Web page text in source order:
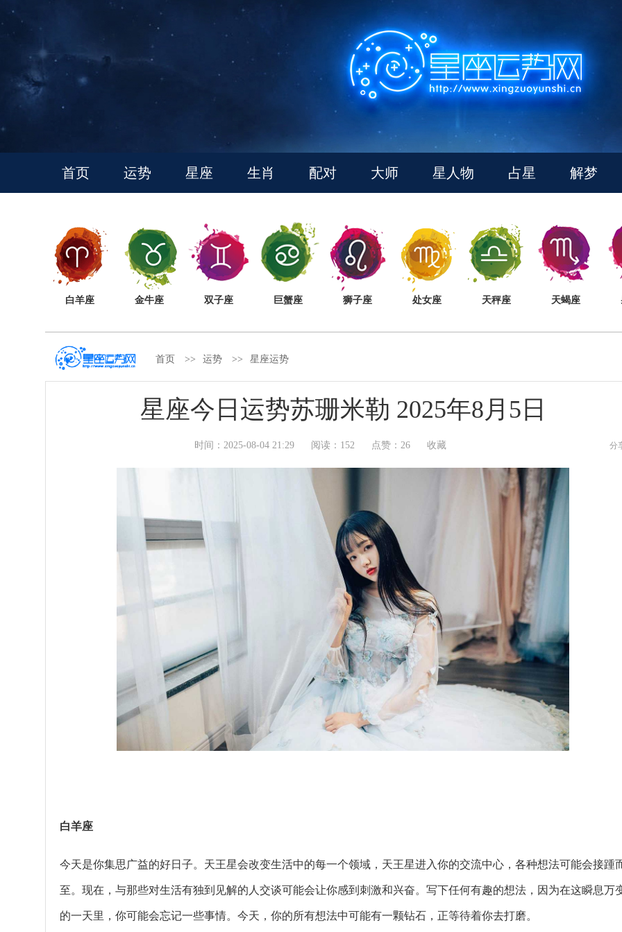
首页 运势 星座 生肖 配对 大师 星人物 占星 解梦
白羊座 金牛座 双子座 巨蟹座 狮子座 处女座 天秤座 天蝎座
首页 >> 运势 >> 星座运势
星座今日运势苏珊米勒 2025年8月5日
时间： 2025-08-04 21:29 阅读： 152 点赞： 26 收藏 分
白羊座
今天是你集思广益的好日子。天王星会改变生活中的每一个领域，天王星进入你的交流中心，各种想法可能会接踵
至。现在，与那些对生活有独到见解的人交谈可能会让你感到刺激和兴奋。写下任何有趣的想法，因为在这瞬息万
的一天里，你可能会忘记一些事情。今天，你的所有想法中可能有一颗钻石，正等待着你去打磨。